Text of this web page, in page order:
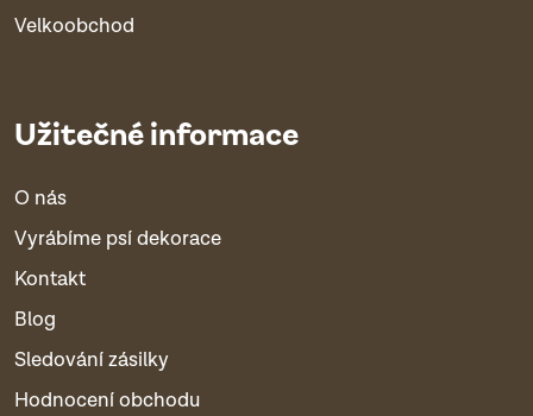
Velkoobchod
Užitečné informace
O nás
Vyrábíme psí dekorace
Kontakt
Blog
Sledování zásilky
Hodnocení obchodu